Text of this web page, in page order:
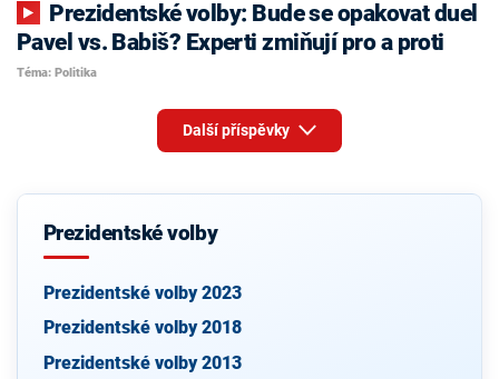
Pavel vs. Babiš? Experti zmiňují pro a proti
Téma: Politika
Další příspěvky
Prezidentské volby
Prezidentské volby 2023
Prezidentské volby 2018
Prezidentské volby 2013